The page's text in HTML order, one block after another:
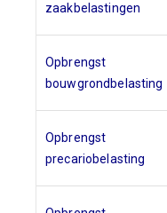
zaakbelastingen
Opbrengst
bouwgrondbelasting
Opbrengst
precariobelasting